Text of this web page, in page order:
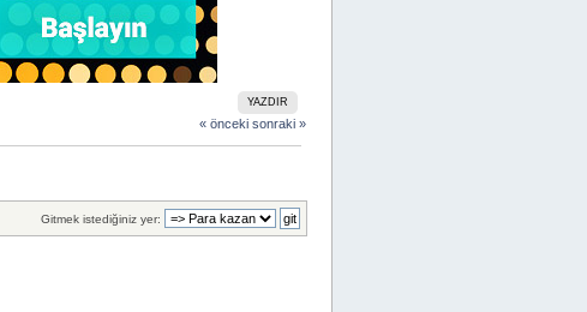
YAZDIR
« önceki sonraki »
Gitmek istediğiniz yer: